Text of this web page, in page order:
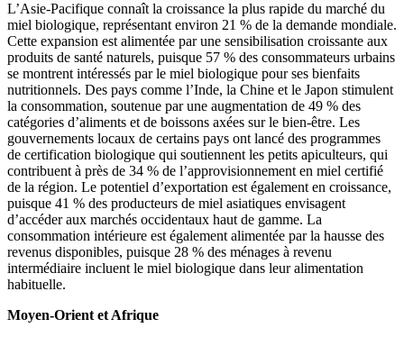
L’Asie-Pacifique connaît la croissance la plus rapide du marché du
miel biologique, représentant environ 21 % de la demande mondiale.
Cette expansion est alimentée par une sensibilisation croissante aux
produits de santé naturels, puisque 57 % des consommateurs urbains
se montrent intéressés par le miel biologique pour ses bienfaits
nutritionnels. Des pays comme l’Inde, la Chine et le Japon stimulent
la consommation, soutenue par une augmentation de 49 % des
catégories d’aliments et de boissons axées sur le bien-être. Les
gouvernements locaux de certains pays ont lancé des programmes
de certification biologique qui soutiennent les petits apiculteurs, qui
contribuent à près de 34 % de l’approvisionnement en miel certifié
de la région. Le potentiel d’exportation est également en croissance,
puisque 41 % des producteurs de miel asiatiques envisagent
d’accéder aux marchés occidentaux haut de gamme. La
consommation intérieure est également alimentée par la hausse des
revenus disponibles, puisque 28 % des ménages à revenu
intermédiaire incluent le miel biologique dans leur alimentation
habituelle.
Moyen-Orient et Afrique